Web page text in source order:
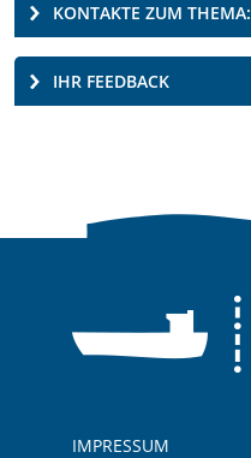
KONTAKTE ZUM THEMA:
IHR FEEDBACK
IMPRESSUM